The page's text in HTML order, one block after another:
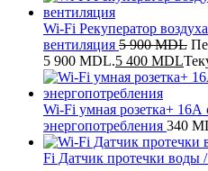
Wi-Fi Рекуператор
вентиляция 5 900MDL
5 900 MDL.5 400 MDL
Wi-Fi умная розетка+ 16А
энергопотребления 340
Fi Датчик протечки воды /